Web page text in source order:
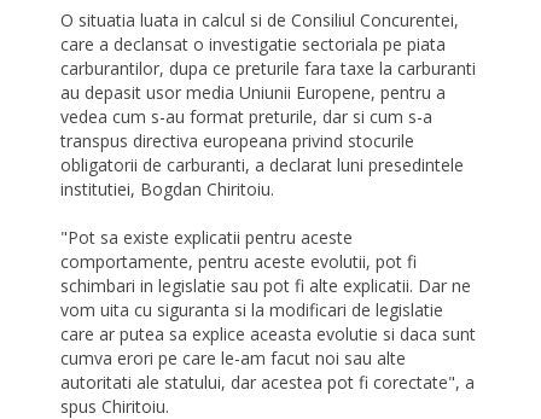
O situatia luata in calcul si de Consiliul Concurentei,
care a declansat o investigatie sectoriala pe piata
carburantilor, dupa ce preturile fara taxe la carburanti
au depasit usor media Uniunii Europene, pentru a
vedea cum s-au format preturile, dar si cum s-a
transpus directiva europeana privind stocurile
obligatorii de carburanti, a declarat luni presedintele
institutiei, Bogdan Chiritoiu.
"Pot sa existe explicatii pentru aceste
comportamente, pentru aceste evolutii, pot fi
schimbari in legislatie sau pot fi alte explicatii. Dar ne
vom uita cu siguranta si la modificari de legislatie
care ar putea sa explice aceasta evolutie si daca sunt
cumva erori pe care le-am facut noi sau alte
autoritati ale statului, dar acestea pot fi corectate", a
spus Chiritoiu.